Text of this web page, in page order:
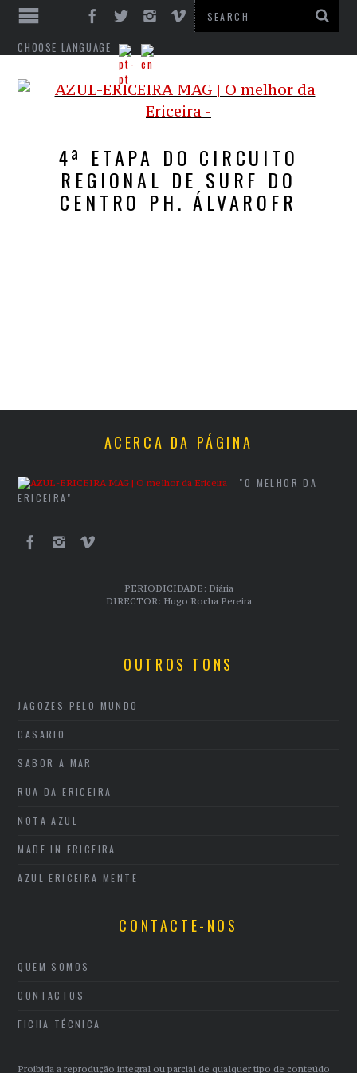
CHOOSE LANGUAGE
4ª ETAPA DO CIRCUITO
REGIONAL DE SURF DO
CENTRO PH. ÁLVAROFR
ACERCA DA PÁGINA
"O MELHOR DA
ERICEIRA"
PERIODICIDADE: Diária
DIRECTOR: Hugo Rocha Pereira
OUTROS TONS
JAGOZES PELO MUNDO
CASARIO
SABOR A MAR
RUA DA ERICEIRA
NOTA AZUL
MADE IN ERICEIRA
AZUL ERICEIRA MENTE
CONTACTE-NOS
QUEM SOMOS
CONTACTOS
FICHA TÉCNICA
Proibida a reprodução integral ou parcial de qualquer tipo de conteúdo